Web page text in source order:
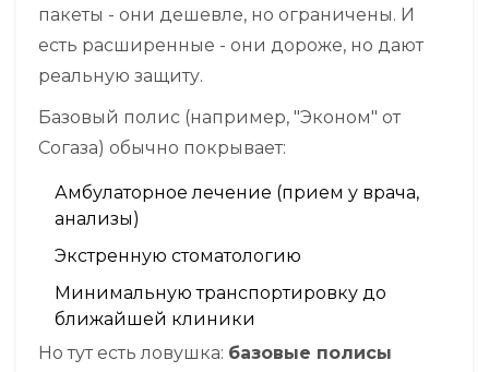
пакеты - они дешевле, но ограничены. И
есть расширенные - они дороже, но дают
реальную защиту.
Базовый полис (например, "Эконом" от
Согаза) обычно покрывает:
Амбулаторное лечение (прием у врача,
анализы)
Экстренную стоматологию
Минимальную транспортировку до
ближайшей клиники
Но тут есть ловушка: базовые полисы